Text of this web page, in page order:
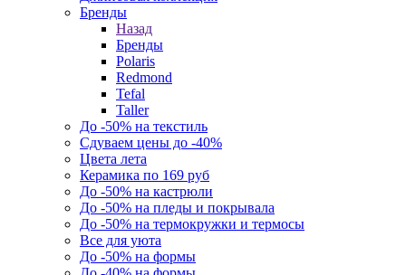
Бренды
Назад
Бренды
Polaris
Redmond
Tefal
Taller
До -50% на текстиль
Сдуваем цены до -40%
Цвета лета
Керамика по 169 руб
До -50% на кастрюли
До -50% на пледы и покрывала
До -50% на термокружки и термосы
Все для уюта
До -50% на формы